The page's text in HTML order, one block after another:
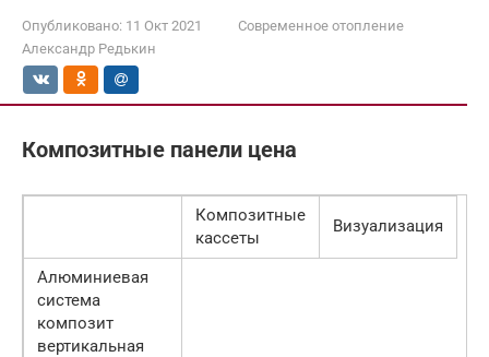
Опубликовано: 11 Окт 2021
Современное отопление
Александр Редькин
Композитные панели цена
Композитные
кассеты
Визуализация
Алюминиевая
система
композит
вертикальная